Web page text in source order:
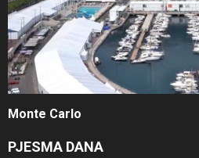
Monte Carlo
PJESMA DANA